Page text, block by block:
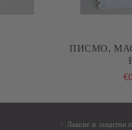
ПИСМО,
Лакове и защитни